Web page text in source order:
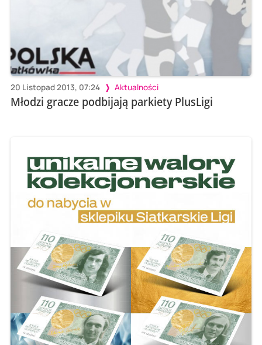
20 Listopad 2013, 07:24 Aktualności
Młodzi gracze podbijają parkiety PlusLigi